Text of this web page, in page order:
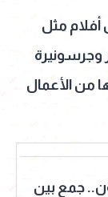
مثل
وجرسونيرة
من الأعمال
جمع بين